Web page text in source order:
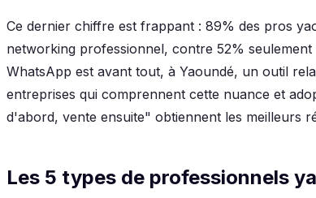
Ce dernier chiffre est frappant : 89% des pros
networking professionnel, contre 52%
WhatsApp est avant tout, à Yaoundé, un outil
entreprises qui comprennent cette nuance et
d'abord, vente ensuite" obtiennent les meilleurs
Les 5 types de professionnels